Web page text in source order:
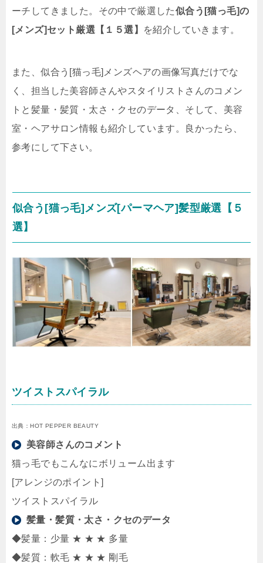
ーチしてきました。その中で厳選した似合う[猫っ毛]の
[メンズ]セット厳選【１５選】
を紹介していきます。
また、似合う[猫っ毛]メンズヘアの画像写真だけでな
く、担当した美容師さんやスタイリストさんのコメン
トと髪量・髪質・太さ・クセのデータ、そして、美容
室・ヘアサロン情報も紹介しています。良かったら、
参考にして下さい。
似合う[猫っ毛]メンズ[パーマヘア]髪型厳選【５
選】
ツイストスパイラル
出典：HOT PEPPER BEAUTY
美容師さんのコメント
猫っ毛でもこんなにボリューム出ます
[アレンジのポイント]
ツイストスパイラル
髪量・髪質・太さ・クセのデータ
◆髪量：少量 ★ ★ ★ 多量
◆髪質：軟毛 ★ ★ ★ 剛毛